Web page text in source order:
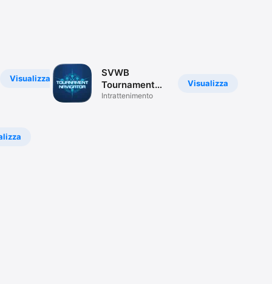
Visualizza Visualizza
SVWB
Tournament
Navigator
Intrattenimento